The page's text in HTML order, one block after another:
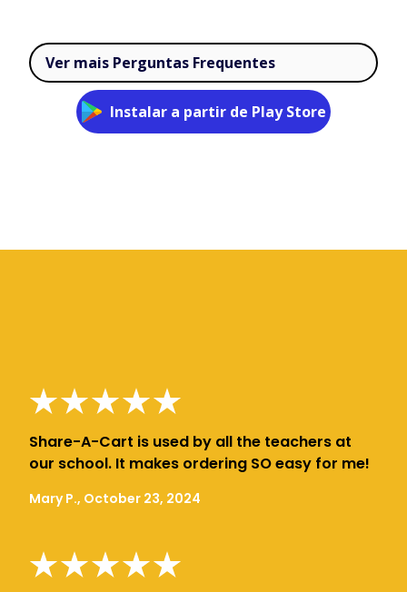
Ver mais Perguntas Frequentes
Instalar a partir de Play Store
Share-A-Cart is used by all the teachers at
our school. It makes ordering SO easy for me!
Mary P., October 23, 2024